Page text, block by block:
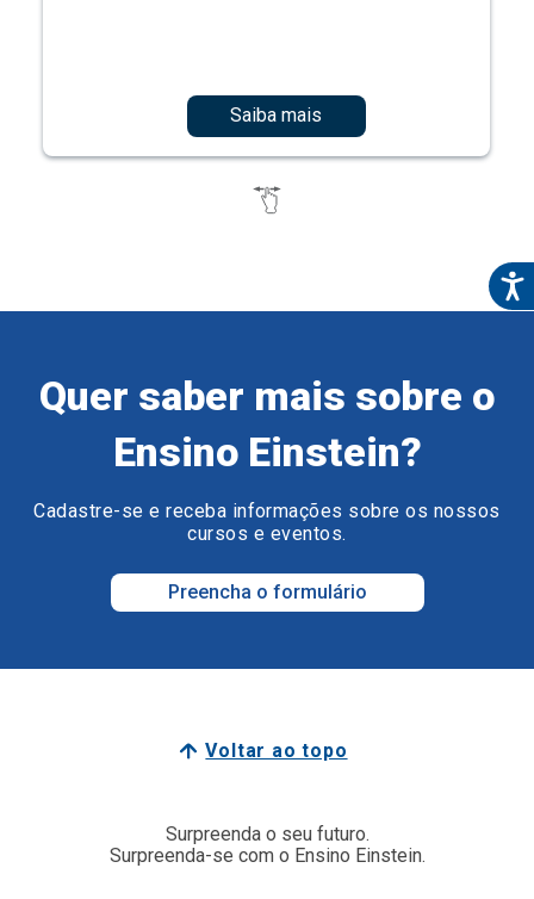
Saiba mais
Quer saber mais sobre o
Ensino Einstein?
Cadastre-se e receba informações sobre os nossos
cursos e eventos.
Preencha o formulário
Voltar ao topo
Surpreenda o seu futuro.
Surpreenda-se com o Ensino Einstein.